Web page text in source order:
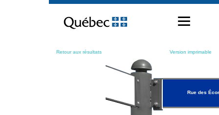
contenu
Retour aux résultats Version imprimable
Rue des